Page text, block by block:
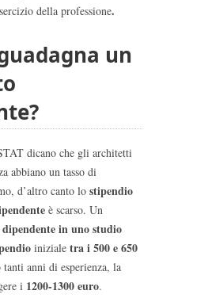
della professione.
un
dicano che gli architetti
abbiano un tasso di
d’altro canto lo stipendio
è scarso. Un
in uno studio
iniziale tra i 500 e 650
tanti anni di esperienza, la
i 1200-1300 euro.